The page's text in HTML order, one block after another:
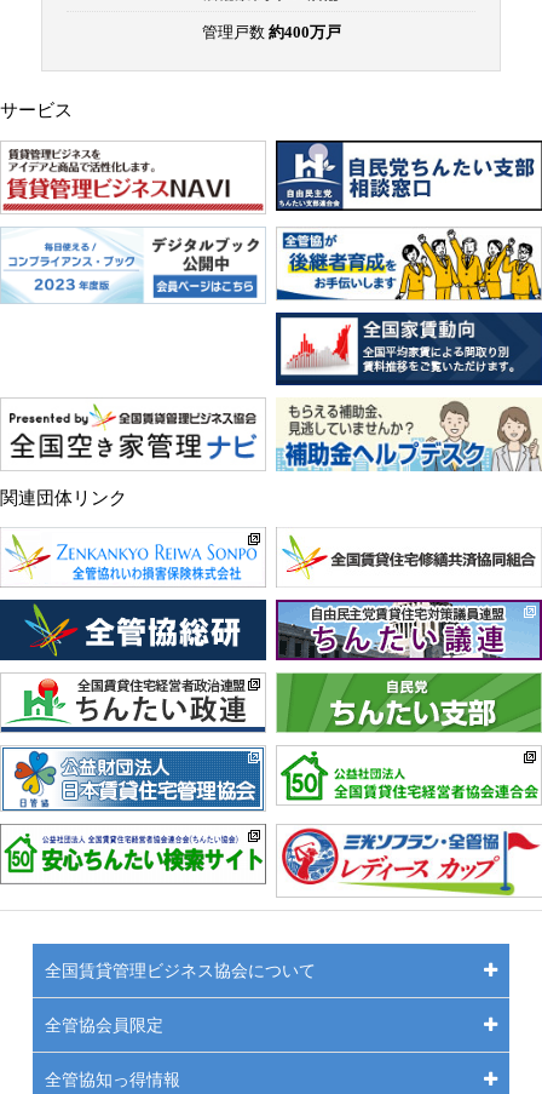
管理戸数 約400万戸
サービス
関連団体リンク
全国賃貸管理ビジネス協会について
全管協会員限定
全管協知っ得情報